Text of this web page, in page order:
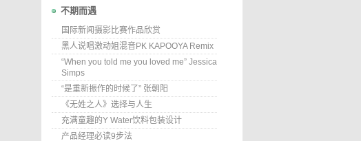
不期而遇
国际新闻摄影比赛作品欣赏
黑人说唱激动姐混音PK KAPOOYA Remix
“When you told me you loved me” Jessica
Simps
“是重新振作的时候了” 张朝阳
《无姓之人》选择与人生
充满童趣的Y Water饮料包装设计
产品经理必读9步法